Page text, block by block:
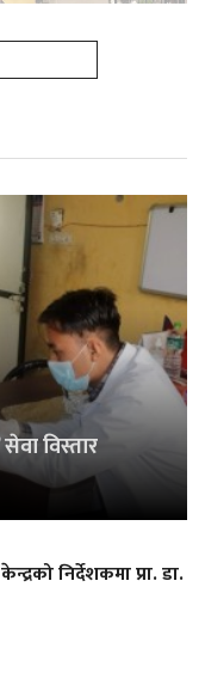
सेवा विस्तार
निर्देशकमा प्रा. डा.